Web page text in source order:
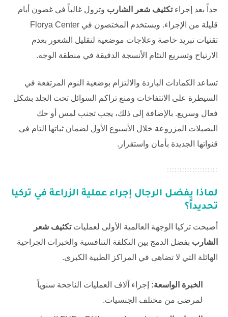
جداً بعد إجراءتكثيف شعر الشارب وتزول غالباً في غضون أيام
قليلة من الإجراء. ويستخدم المختصون في Florya Center
تقنيات تبريد خاصة وعلاجات موضعية لتقليل الشعور بعدم
الارتياح وتسريع التئام الأنسجة الدقيقة في منطقة الوجه.
تساعد الكمادات الباردة والالتزام بوضعية النوم المرتفعة في
السيطرة على الانتفاخات ومنع تراكم السوائل تحت الجلد بشكل
فعال وسريع. بالإضافة إلى ذلك، يجب تجنب لمس أو حك
البصيلات المزروعة خلال الأسبوع الأول لضمان ثباتها التام في
قنواتها الجديدة بأمان واستقرار.
لماذا يفضل الرجال إجراء عملية الزراعة في تركيا
تحديداً؟
أصبحت تركيا الوجهة العالمية الأولى لعملياتتكثيف شعر
الشارب بفضل الدمج بين التكلفة التنافسية والخبرات الجراحية
الهائلة التي لا تضاهى في المراكز الطبية الكبرى.
الخبرة الواسعة: إجراء آلاف العمليات الناجحة سنوياً
لمرضى من مختلف الجنسيات.